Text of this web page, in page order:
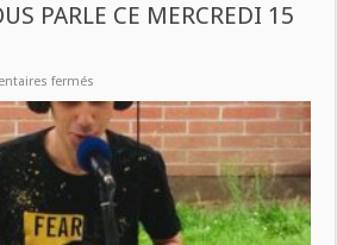
PARLE CE MERCREDI 15
fermés
JEUNESSE
VOUS
PARLE
CE
MERCREDI
15
AOUT